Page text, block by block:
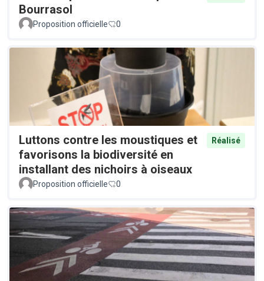
Bourrasol
Proposition officielle 0
Luttons contre les moustiques et
favorisons la biodiversité en
installant des nichoirs à oiseaux
Réalisé
Proposition officielle 0